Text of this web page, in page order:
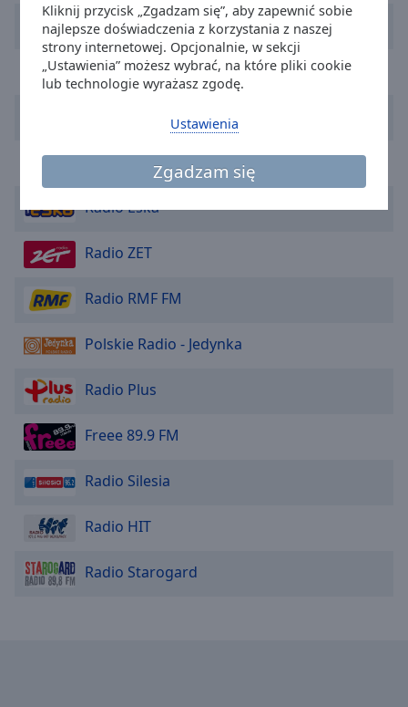
Kliknij przycisk „Zgadzam się”, aby zapewnić sobie
najlepsze doświadczenia z korzystania z naszej
strony internetowej. Opcjonalnie, w sekcji
„Ustawienia” możesz wybrać, na które pliki cookie
lub technologie wyrażasz zgodę.
Zgadzam się
Ustawienia
window.
Opacity
Text
Color
Opacity
Caption
Background
Color
ESKA2 Warszawa
VOX FM
Radio RMF MAXXX
Radio Zlote Przeboje
Radio Eska
Radio ZET
Radio RMF FM
Polskie Radio - Jedynka
Radio Plus
Freee 89.9 FM
Radio Silesia
Radio HIT
Radio Starogard